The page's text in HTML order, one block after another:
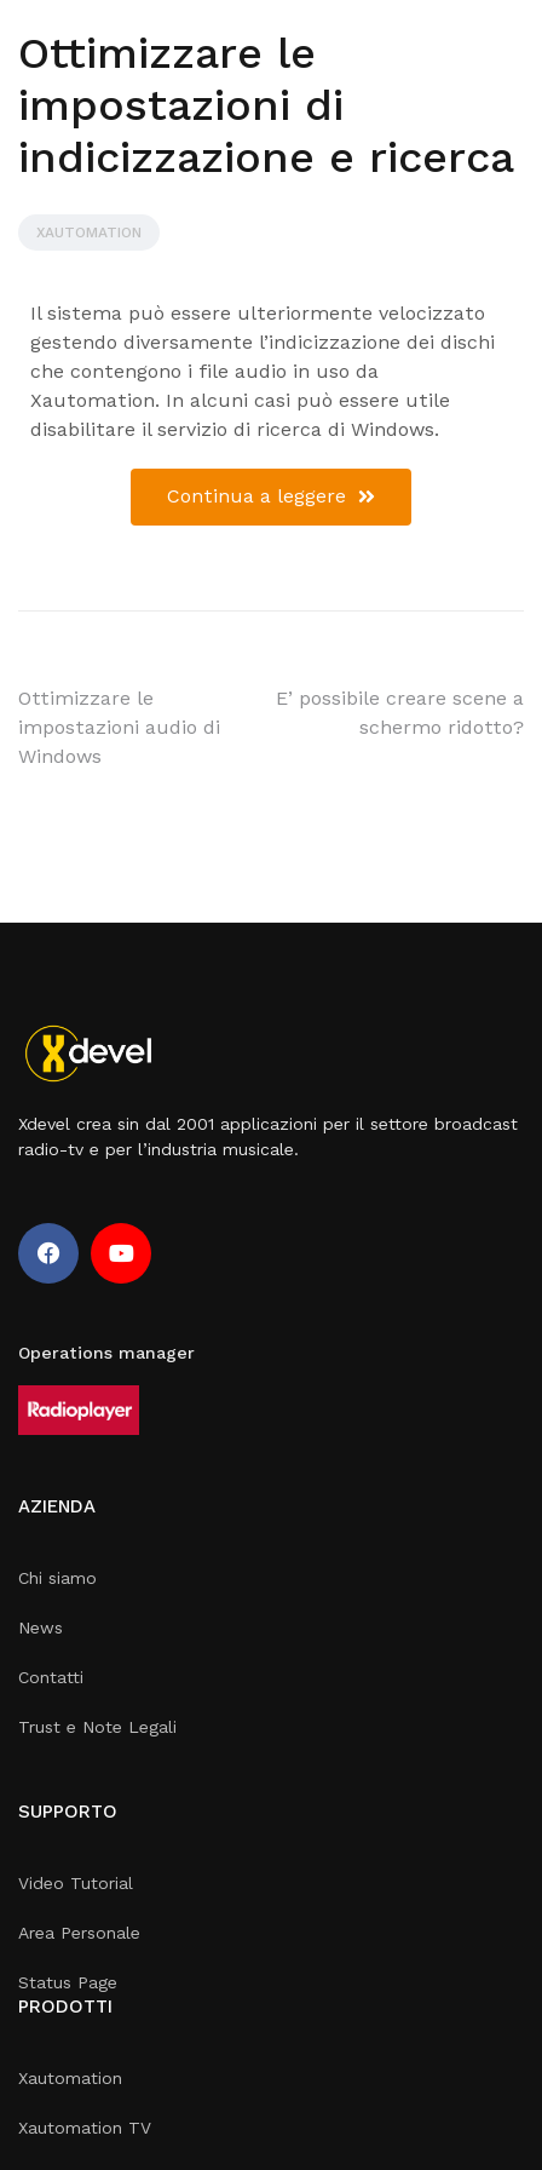
Ottimizzare le
impostazioni di
indicizzazione e ricerca
XAUTOMATION
Il sistema può essere ulteriormente velocizzato
gestendo diversamente l’indicizzazione dei dischi
che contengono i file audio in uso da
Xautomation. In alcuni casi può essere utile
disabilitare il servizio di ricerca di Windows.
Continua a leggere
Ottimizzare le
impostazioni audio di
Windows
E’ possibile creare scene a
schermo ridotto?
Xdevel crea sin dal 2001 applicazioni per il settore broadcast
radio-tv e per l’industria musicale.
Operations manager
AZIENDA
Chi siamo
News
Contatti
Trust e Note Legali
SUPPORTO
Video Tutorial
Area Personale
Status Page
PRODOTTI
Xautomation
Xautomation TV